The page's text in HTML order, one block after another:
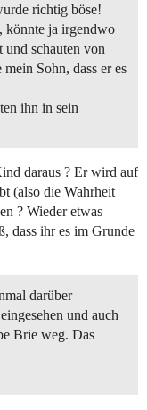
richtig böse!
könnte ja irgendwo
schauten von
Sohn, dass er es
ihn in sein
daraus ? Er wird auf
(also die Wahrheit
? Wieder etwas
dass ihr es im Grunde
darüber
und auch
Brie weg. Das